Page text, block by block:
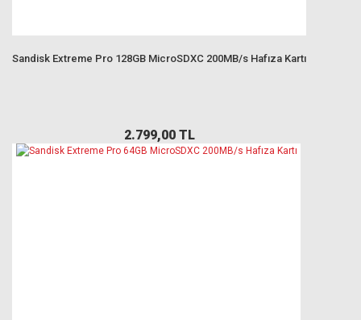
Sandisk Extreme Pro 128GB MicroSDXC 200MB/s Hafıza Kartı
2.799,00 TL